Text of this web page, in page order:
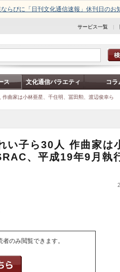
らびに「日刊文化通信速報」休刊日のお
サービス一覧 |
ス 文化通信バラエティ コラ
曲家は小林亜星、千住明、冨田勲、渡辺俊幸ら
い子ら30人 作曲家は
、平成19年9月執
者のみ閲覧できます。